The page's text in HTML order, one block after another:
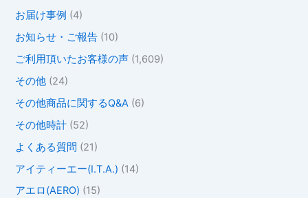
お届け事例 (4)
お知らせ・ご報告 (10)
ご利用頂いたお客様の声 (1,609)
その他 (24)
その他商品に関するQ&A (6)
その他時計 (52)
よくある質問 (21)
アイティーエー(I.T.A.) (14)
アエロ(AERO) (15)